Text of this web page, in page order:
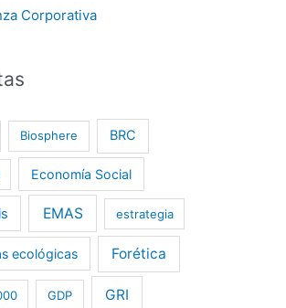
Corporativa
Biosphere BRC
Economía Social
EMAS estrategia
ecológicas Forética
GDP GRI